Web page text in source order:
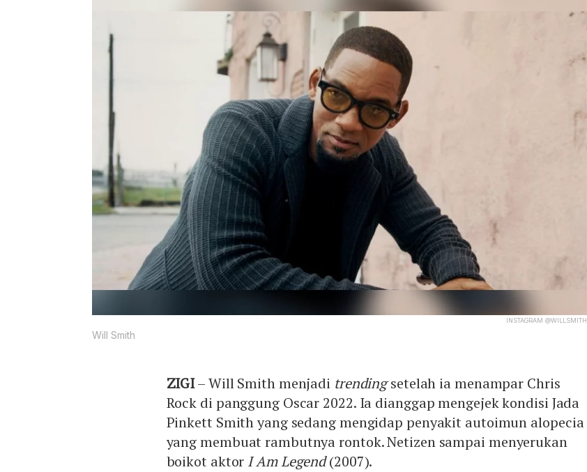
INSTAGRAM @WILLSMITH
Will Smith
ZIGI– Will Smith menjadi trendingsetelah ia menampar Chris
Rock di panggung Oscar 2022. Ia dianggap mengejek kondisi Jada
Pinkett Smith yang sedang mengidap penyakit autoimun alopecia
yang membuat rambutnya rontok. Netizen sampai menyerukan
boikot aktor I Am Legend(2007).